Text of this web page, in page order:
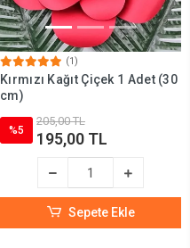
(1)
Kırmızı Kağıt Çiçek 1 Adet (30
cm)
%5
205,00 TL
195,00 TL
Sepete Ekle